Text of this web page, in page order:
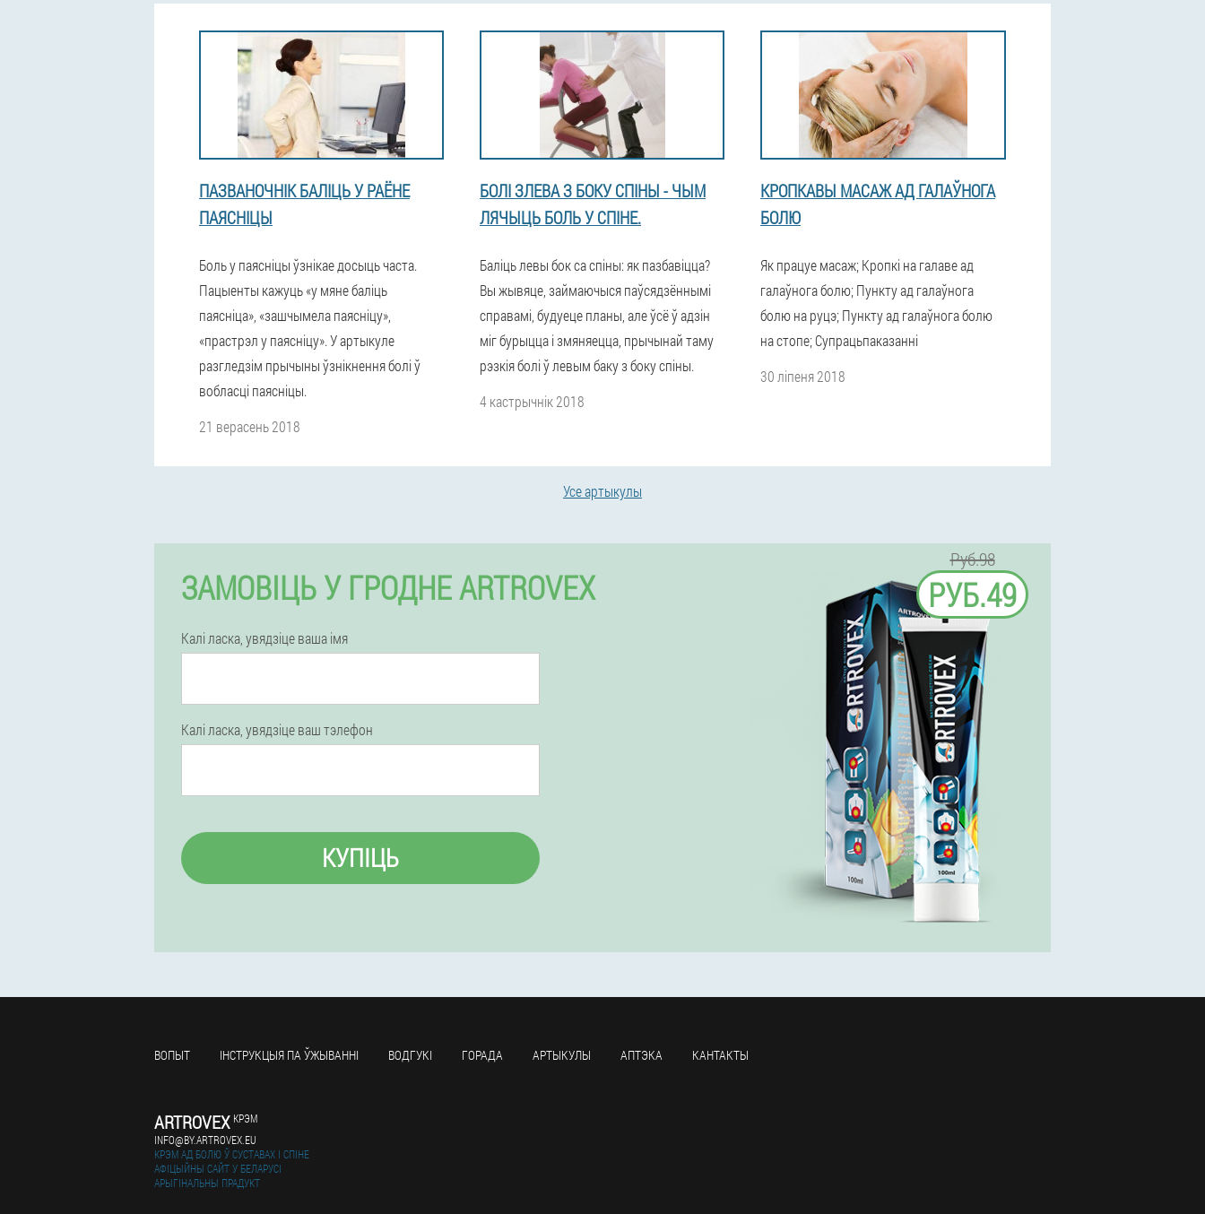
ПАЗВАНОЧНІК БАЛІЦЬ У РАЁНЕ
ПАЯСНІЦЫ
Боль у паясніцы ўзнікае досыць часта.
Пацыенты кажуць «у мяне баліць
паясніца», «зашчымела паясніцу»,
«прастрэл у паясніцу». У артыкуле
разгледзім прычыны ўзнікнення болі ў
вобласці паясніцы.
21 верасень 2018
БОЛІ ЗЛЕВА З БОКУ СПІНЫ - ЧЫМ
ЛЯЧЫЦЬ БОЛЬ У СПІНЕ.
Баліць левы бок са спіны: як пазбавіцца?
Вы жывяце, займаючыся паўсядзённымі
справамі, будуеце планы, але ўсё ў адзін
міг бурыцца і змяняецца, прычынай таму
рэзкія болі ў левым баку з боку спіны.
4 кастрычнік 2018
КРОПКАВЫ МАСАЖ АД ГАЛАЎНОГА
БОЛЮ
Як працуе масаж; Кропкі на галаве ад
галаўнога болю; Пункту ад галаўнога
болю на руцэ; Пункту ад галаўнога болю
на стопе; Супрацьпаказанні
30 ліпеня 2018
Усе артыкулы
ЗАМОВІЦЬ У ГРОДНЕ ARTROVEX
Калі ласка, увядзіце ваша імя
Калі ласка, увядзіце ваш тэлефон
КУПІЦЬ
Руб.98
РУБ.49
ВОПЫТ ІНСТРУКЦЫЯ ПА ЎЖЫВАННІ ВОДГУКІ ГОРАДА АРТЫКУЛЫ АПТЭКА КАНТАКТЫ
ARTROVEX КРЭМ
INFO@BY.ARTROVEX.EU
КРЭМ АД БОЛЮ Ў СУСТАВАХ І СПІНЕ
АФІЦЫЙНЫ САЙТ У БЕЛАРУСІ
АРЫГІНАЛЬНЫ ПРАДУКТ